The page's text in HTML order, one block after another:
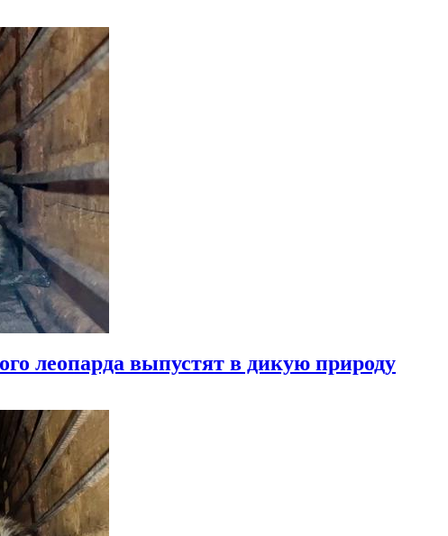
леопарда выпустят в дикую природу